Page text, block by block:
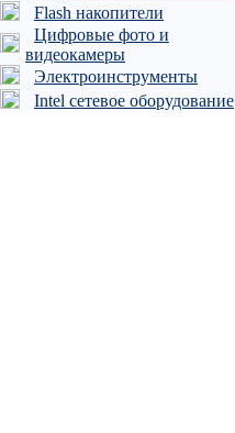
Flash накопители
Цифровые фото и
видеокамеры
Электроинструменты
Intel сетевое оборудование